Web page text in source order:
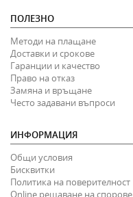
ПОЛЕЗНО
Методи на плащане
Доставки и срокове
Гаранции и качество
Право на отказ
Замяна и връщане
Често задавани въпроси
ИНФОРМАЦИЯ
Общи условия
Бисквитки
Политика на поверителност
Online решаване на спорове